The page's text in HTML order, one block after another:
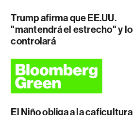
Trump afirma que EE.UU.
"mantendrá el estrecho" y lo
controlará
El Niño obliga a la caficultura